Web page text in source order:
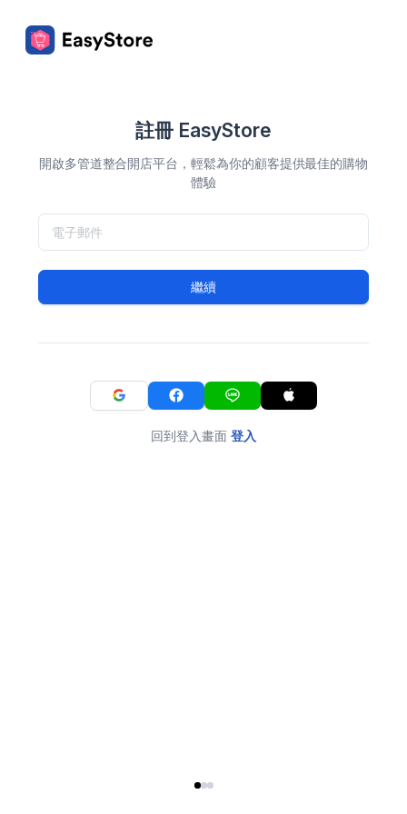
註冊 EasyStore
開啟多管道整合開店平台，輕鬆為你的顧客提供最佳的購物
體驗
繼續
回到登入畫面 登入